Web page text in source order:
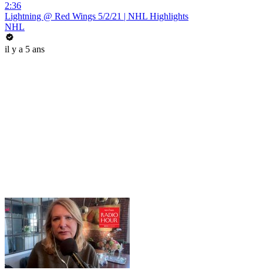
2:36
Lightning @ Red Wings 5/2/21 | NHL Highlights
NHL
il y a 5 ans